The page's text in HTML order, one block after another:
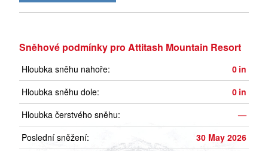
Sněhové podmínky pro Attitash Mountain Resort
Hloubka sněhu nahoře: 0 in
Hloubka sněhu dole:
0 in
Hloubka čerstvého sněhu:
—
Poslední sněžení:
30 May 2026